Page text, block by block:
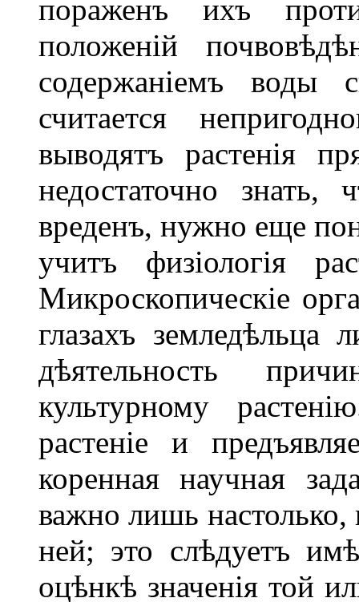
пораженъ ихъ
положеній
содержаніемъ воды
считается
выводятъ растенія
недостаточно
вреденъ, нужно еще
учитъ физіологія
Микроскопическіе
глазахъ земледѣльца
дѣятельность
культурному
растеніе и
коренная научная
важно лишь настолько,
ней; это слѣдуетъ
оцѣнкѣ значенія той